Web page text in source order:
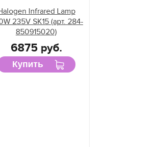
Infrared Lamp
235V SK15 (арт. 284-
850915020)
6875 руб.
Купить